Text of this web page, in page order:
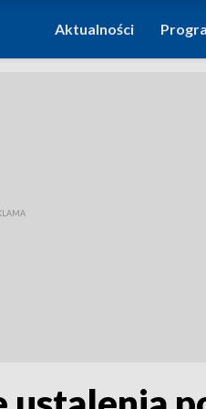
DO
Aktualności